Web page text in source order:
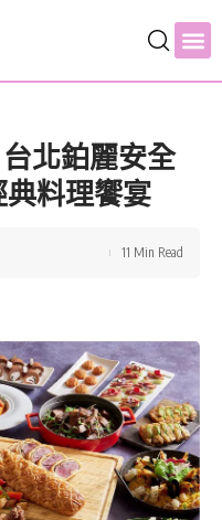
台北鉑麗安全
料理饗宴
11 Min Read